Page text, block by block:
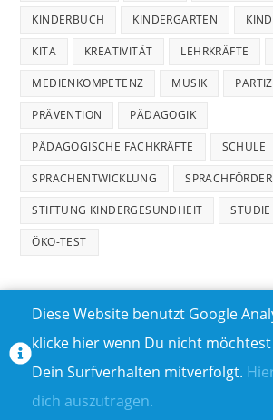
KINDERBUCH KINDERGARTEN
KITA KREATIVITÄT LEHRKRÄFTE
MEDIENKOMPETENZ MUSIK
PRÄVENTION PÄDAGOGIK
PÄDAGOGISCHE FACHKRÄFTE SCHULE
SPRACHENTWICKLUNG
STIFTUNG KINDERGESUNDHEIT STUDIE
ÖKO-TEST
TEILNAHMEBEDINGUNGEN FÜR
ÜBER UNS I
Diese Website benutzt Google
klicke hier wenn Du nicht
Dein Surfverhalten mitverfolgt.
dich auszutragen.